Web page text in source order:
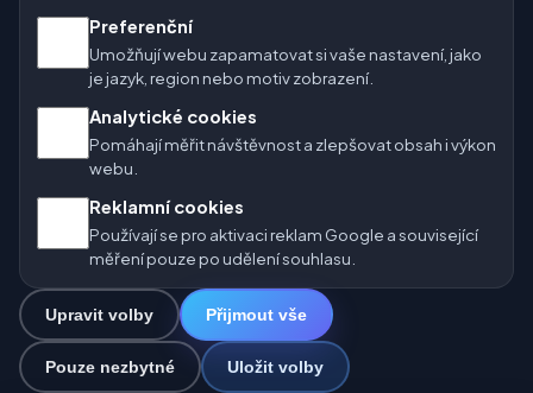
🇩🇪🇦🇹🇨🇭 Německo / Rakousko / Švýcarsko
🌎 Latinská Amerika a Španělsko
🇮🇳 Jižní a jihovýchodní Asie
Provozovatel: Spolek Minizoo.cz z.s. | IČO: 21135550 |
info@pocasi.online
© 2026 Počasí Online · Meteorologická data: MET Norway · Open-
Meteo. Výstrahy počasí: ČHMÚ.
Preferenční
Umožňují webu zapamatovat si vaše nastavení, jako
je jazyk, region nebo motiv zobrazení.
Analytické cookies
Pomáhají měřit návštěvnost a zlepšovat obsah i výkon
webu.
Reklamní cookies
Používají se pro aktivaci reklam Google a související
měření pouze po udělení souhlasu.
Upravit volby Přijmout vše
Pouze nezbytné Uložit volby